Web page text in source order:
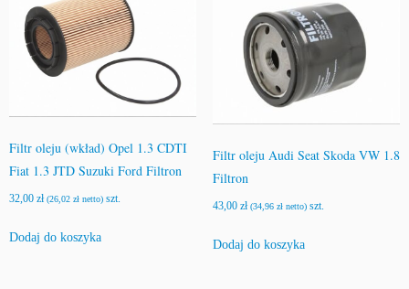
Filtr oleju (wkład) Opel 1.3 CDTI
Fiat 1.3 JTD Suzuki Ford Filtron
32,00 zł (26,02 zł netto) szt.
Dodaj do koszyka
Filtr oleju Audi Seat Skoda VW 1.8
Filtron
43,00 zł (34,96 złnetto)szt.
Dodaj do koszyka